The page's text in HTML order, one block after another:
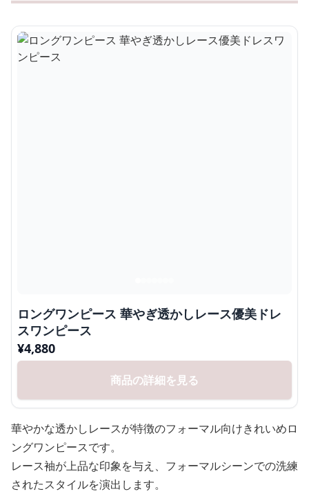
ロングワンピース 華やぎ透かしレース優美ドレ
スワンピース
¥4,880
商品の詳細を見る
華やかな透かしレースが特徴のフォーマル向けきれいめロ
ングワンピースです。
レース袖が上品な印象を与え、フォーマルシーンでの洗練
されたスタイルを演出します。